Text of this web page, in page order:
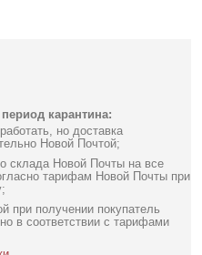
карантина:
но доставка
Новой Почтой;
Новой Почты на все
тарифам Новой Почты при
при получении покупатель
в соответствии с тарифами